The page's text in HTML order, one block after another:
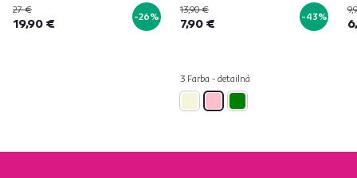
27 €
19,90 € -26%
13,90 €
7,90 € -43%
3 Farba - detailná